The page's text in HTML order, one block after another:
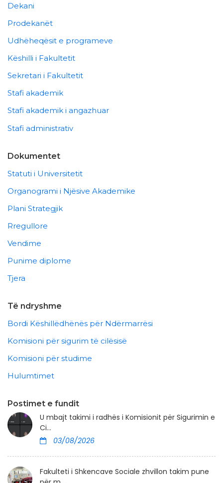
Dekani
Prodekanët
Udhëheqësit e programeve
Këshilli i Fakultetit
Sekretari i Fakultetit
Stafi akademik
Stafi akademik i angazhuar
Stafi administrativ
Dokumentet
Statuti i Universitetit
Organogrami i Njësive Akademike
Plani Strategjik
Rregullore
Vendime
Punime diplome
Tjera
Të ndryshme
Bordi Këshillëdhënës për Ndërmarrësi
Komisioni për sigurim të cilësisë
Komisioni për studime
Hulumtimet
Postimet e fundit
U mbajt takimi i radhës i Komisionit për Sigurimin e
Ci...
03/08/2026
Fakulteti i Shkencave Sociale zhvillon takim pune